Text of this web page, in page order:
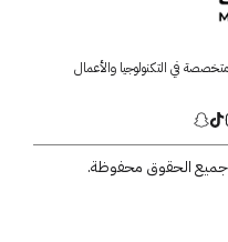
متخصصة في التكنولوجيا والأعمال